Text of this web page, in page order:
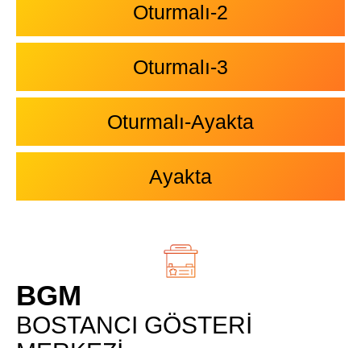
Oturmalı-2
Oturmalı-3
Oturmalı-Ayakta
Ayakta
BGM
BOSTANCI GÖSTERİ